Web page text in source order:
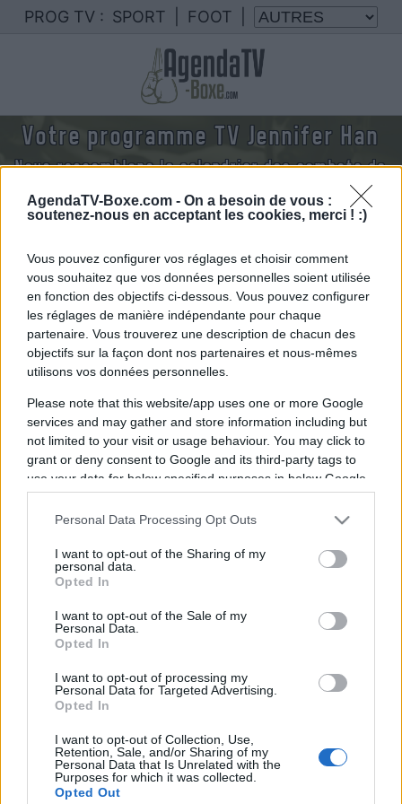
AgendaTV-Boxe.com - On a besoin de vous :
soutenez-nous en acceptant les cookies, merci ! :)
Vous pouvez configurer vos réglages et choisir comment
vous souhaitez que vos données personnelles soient utilisée
en fonction des objectifs ci-dessous. Vous pouvez configurer
les réglages de manière indépendante pour chaque
partenaire. Vous trouverez une description de chacun des
objectifs sur la façon dont nos partenaires et nous-mêmes
utilisons vos données personnelles.
Please note that this website/app uses one or more Google
services and may gather and store information including but
not limited to your visit or usage behaviour. You may click to
grant or deny consent to Google and its third-party tags to
use your data for below specified purposes in below Google
consent section.
Personal Data Processing Opt Outs
I want to opt-out of the Sharing of my
personal data.
Opted In
I want to opt-out of the Sale of my
Personal Data.
Opted In
I want to opt-out of processing my
Personal Data for Targeted Advertising.
Opted In
I want to opt-out of Collection, Use,
Retention, Sale, and/or Sharing of my
Personal Data that Is Unrelated with the
Purposes for which it was collected.
Opted Out
PROG TV : SPORT FOOT
Votre programme TV Jennifer Han
Nous rassemblons le calendrier des combats de
Jennifer Han diffusés à la TV en France
Vous trouverez ci-dessous la liste des futurs
combats diffusés à la télévision en France de
Il n'y a pas de diffusions de combats de
moment. Nous mettrons cette page à jour dès
que ce sera le cas.
Pour suivre l'actu Jennifer Han, n'hésitez pas à
vous rendre chez notre partenaire
RezoSport.com qui sélectionne l'actu boxe issue
des meilleurs médias, et propose également les
classements, calendriers et résultats.